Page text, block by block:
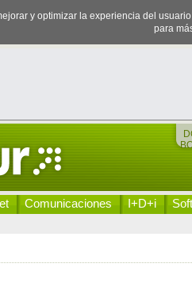
y optimizar la experiencia del
para
Comunicaciones I+D+i